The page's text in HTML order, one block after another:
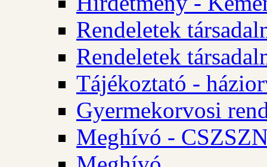
Rendeletek
Rendeletek
Tájékoztató -
Gyermekorvosi
Meghívó -